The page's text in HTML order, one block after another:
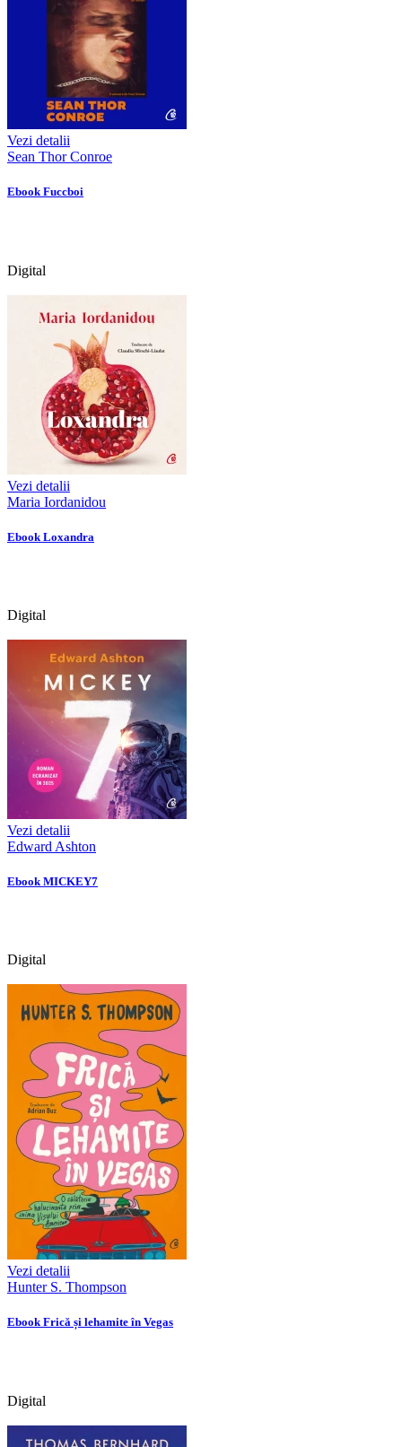
Vezi detalii
Sean Thor Conroe
Ebook Fuccboi
Digital
Vezi detalii
Maria Iordanidou
Ebook Loxandra
Digital
Vezi detalii
Edward Ashton
Ebook MICKEY7
Digital
Vezi detalii
Hunter S. Thompson
Ebook Frică și lehamite în Vegas
Digital